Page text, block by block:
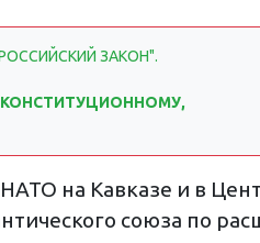
ЗАКОН".
на Кавказе и в
союза по